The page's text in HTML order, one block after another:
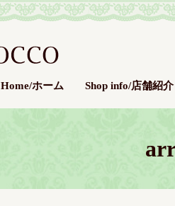
Home/ホーム Shop info/店舗紹介